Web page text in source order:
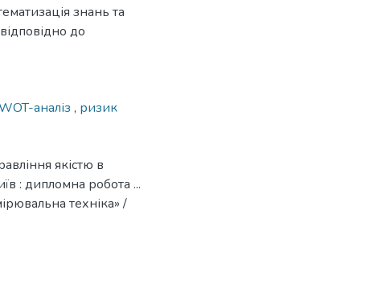
знань та
до
аналіз , ризик
якістю в
: дипломна робота ...
техніка» /